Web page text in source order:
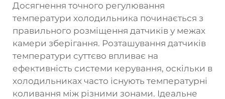
Досягнення точного регулювання
температури холодильника починається з
правильного розміщення датчиків у межах
камери зберігання. Розташування датчиків
температури суттєво впливає на
ефективність системи керування, оскільки в
холодильниках часто існують температурні
коливання між різними зонами. Ідеальне